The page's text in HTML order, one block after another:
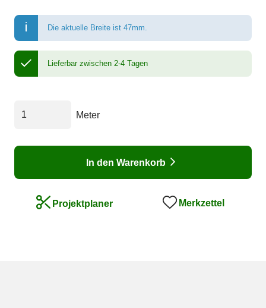
Die aktuelle Breite ist 47mm.
Lieferbar zwischen 2-4 Tagen
Meter
In den Warenkorb
Projektplaner Merkzettel